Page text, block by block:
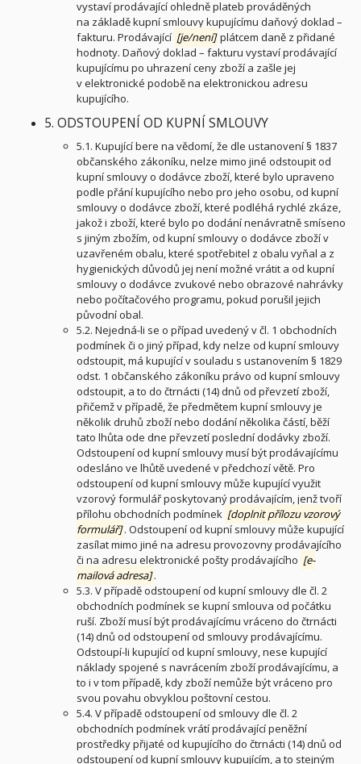
vystaví prodávající ohledně plateb prováděných
na základě kupní smlouvy kupujícímu daňový doklad –
fakturu. Prodávající [je/není] plátcem daně z přidané
hodnoty. Daňový doklad – fakturu vystaví prodávající
kupujícímu po uhrazení ceny zboží a zašle jej
v elektronické podobě na elektronickou adresu
kupujícího.
5. ODSTOUPENÍ OD KUPNÍ SMLOUVY
5.1. Kupující bere na vědomí, že dle ustanovení § 1837
občanského zákoníku, nelze mimo jiné odstoupit od
kupní smlouvy o dodávce zboží, které bylo upraveno
podle přání kupujícího nebo pro jeho osobu, od kupní
smlouvy o dodávce zboží, které podléhá rychlé zkáze,
jakož i zboží, které bylo po dodání nenávratně smíseno
s jiným zbožím, od kupní smlouvy o dodávce zboží v
uzavřeném obalu, které spotřebitel z obalu vyňal a z
hygienických důvodů jej není možné vrátit a od kupní
smlouvy o dodávce zvukové nebo obrazové nahrávky
nebo počítačového programu, pokud porušil jejich
původní obal.
5.2. Nejedná-li se o případ uvedený v čl. 1 obchodních
podmínek či o jiný případ, kdy nelze od kupní smlouvy
odstoupit, má kupující v souladu s ustanovením § 1829
odst. 1 občanského zákoníku právo od kupní smlouvy
odstoupit, a to do čtrnácti (14) dnů od převzetí zboží,
přičemž v případě, že předmětem kupní smlouvy je
několik druhů zboží nebo dodání několika částí, běží
tato lhůta ode dne převzetí poslední dodávky zboží.
Odstoupení od kupní smlouvy musí být prodávajícímu
odesláno ve lhůtě uvedené v předchozí větě. Pro
odstoupení od kupní smlouvy může kupující využit
vzorový formulář poskytovaný prodávajícím, jenž tvoří
přílohu obchodních podmínek [doplnit přílozu vzorový
formulář] . Odstoupení od kupní smlouvy může kupující
zasílat mimo jiné na adresu provozovny prodávajícího
či na adresu elektronické pošty prodávajícího [e-
mailová adresa] .
5.3. V případě odstoupení od kupní smlouvy dle čl. 2
obchodních podmínek se kupní smlouva od počátku
ruší. Zboží musí být prodávajícímu vráceno do čtrnácti
(14) dnů od odstoupení od smlouvy prodávajícímu.
Odstoupí-li kupující od kupní smlouvy, nese kupující
náklady spojené s navrácením zboží prodávajícímu, a
to i v tom případě, kdy zboží nemůže být vráceno pro
svou povahu obvyklou poštovní cestou.
5.4. V případě odstoupení od smlouvy dle čl. 2
obchodních podmínek vrátí prodávající peněžní
prostředky přijaté od kupujícího do čtrnácti (14) dnů od
odstoupení od kupní smlouvy kupujícím, a to stejným